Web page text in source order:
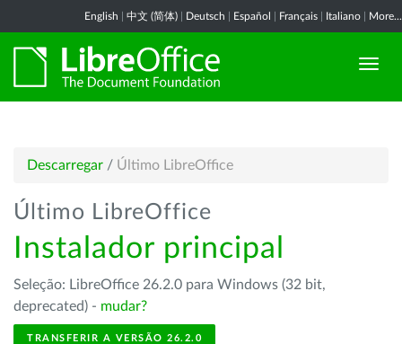
English 中文 (简体) Deutsch Español Français Italiano More...
Descarregar / Último LibreOffice
Último LibreOffice
Instalador principal
Seleção: LibreOffice 26.2.0 para Windows (32 bit,
deprecated) - mudar?
TRANSFERIR A VERSÃO 26.2.0